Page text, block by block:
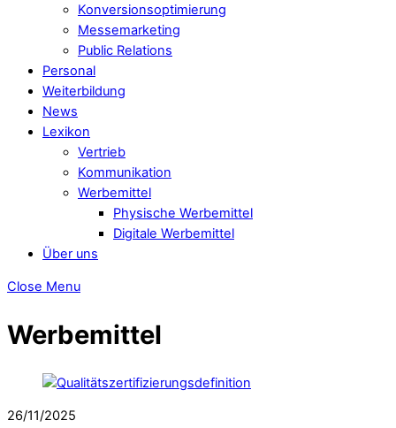
Konversionsoptimierung
Messemarketing
Public Relations
Personal
Weiterbildung
News
Lexikon
Vertrieb
Kommunikation
Werbemittel
Physische Werbemittel
Digitale Werbemittel
Über uns
Close Menu
Werbemittel
26/11/2025